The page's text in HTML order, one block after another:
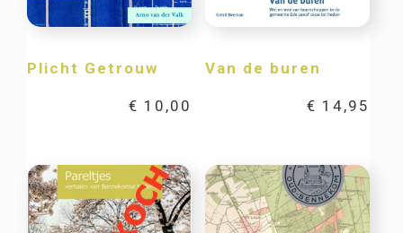
Plicht Getrouw
€ 10,00
Van de buren
€ 14,95